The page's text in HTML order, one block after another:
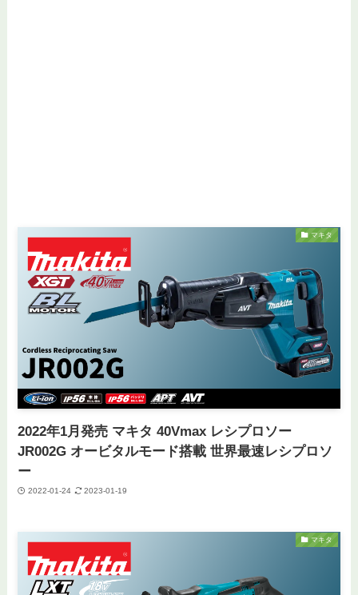
マキタ
2022年1月発売 マキタ 40Vmax レシプロソー
JR002G オービタルモード搭載 世界最速レシプロソ
ー
2022-01-24 2023-01-19
マキタ